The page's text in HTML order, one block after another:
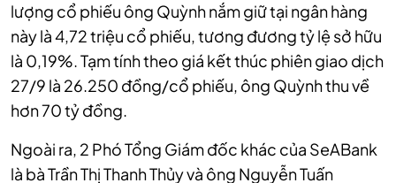
lượng cổ phiếu ông Quỳnh nắm giữ tại ngân hàng
này là 4,72 triệu cổ phiếu, tương đương tỷ lệ sở hữu
là 0,19%.Tạm tính theo giá kết thúc phiên giao dịch
27/9 là 26.250 đồng/cổ phiếu, ông Quỳnh thu về
hơn 70 tỷ đồng.
Ngoài ra, 2 Phó Tổng Giám đốc khác của SeABank
là bà Trần Thị Thanh Thủy và ông Nguyễn Tuấn